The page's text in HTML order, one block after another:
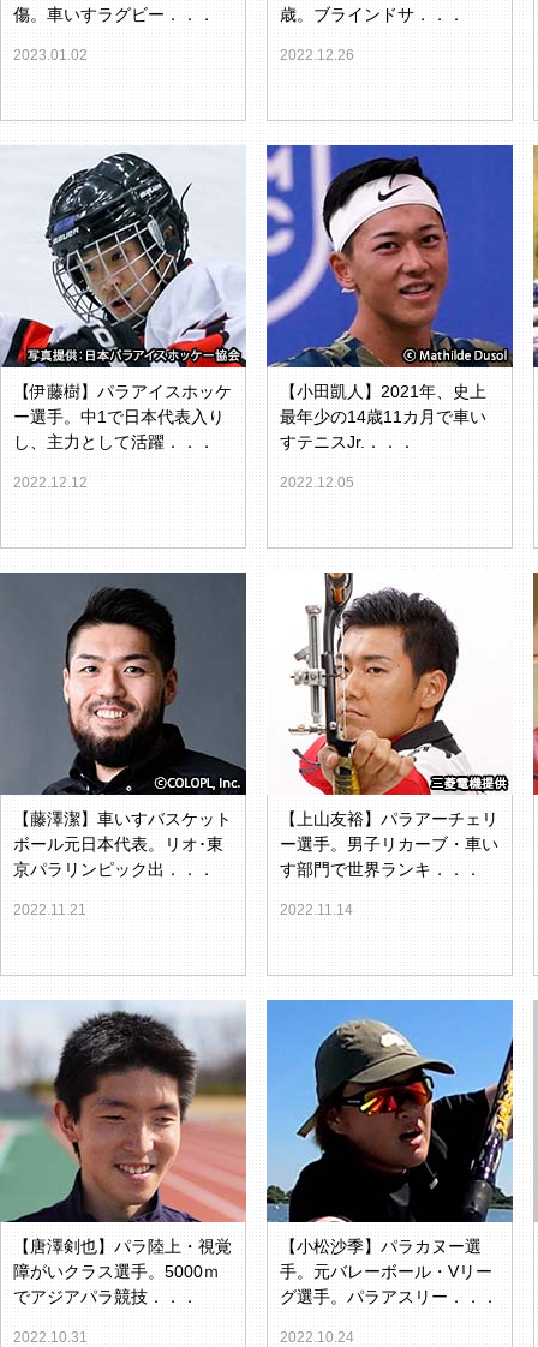
傷。車いすラグビー．．．
2023.01.02
歳。ブラインドサ．．．
2022.12.26
【伊藤樹】パラアイスホッケ
ー選手。中1で日本代表入り
し、主力として活躍．．．
2022.12.12
【小田凱人】2021年、史上
最年少の14歳11カ月で車い
すテニスJr.．．．
2022.12.05
【藤澤潔】車いすバスケット
ボール元日本代表。リオ･東
京パラリンピック出．．．
2022.11.21
【上山友裕】パラアーチェリ
ー選手。男子リカーブ・車い
す部門で世界ランキ．．．
2022.11.14
【唐澤剣也】パラ陸上・視覚
障がいクラス選手。5000ｍ
でアジアパラ競技．．．
2022.10.31
【小松沙季】パラカヌー選
手。元バレーボール・Vリー
グ選手。パラアスリー．．．
2022.10.24